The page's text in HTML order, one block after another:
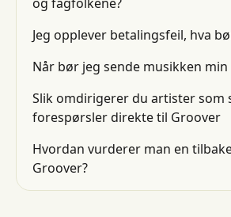
og fagfolkene?
Jeg opplever betalingsfeil, hva
Når bør jeg sende musikken min
Slik omdirigerer du artister som
forespørsler direkte til Groover
Hvordan vurderer man en
Groover?